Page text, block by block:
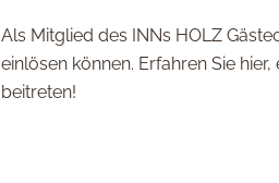
Als Mitglied des INNs HOLZ
einlösen können. Erfahren Sie
beitreten!